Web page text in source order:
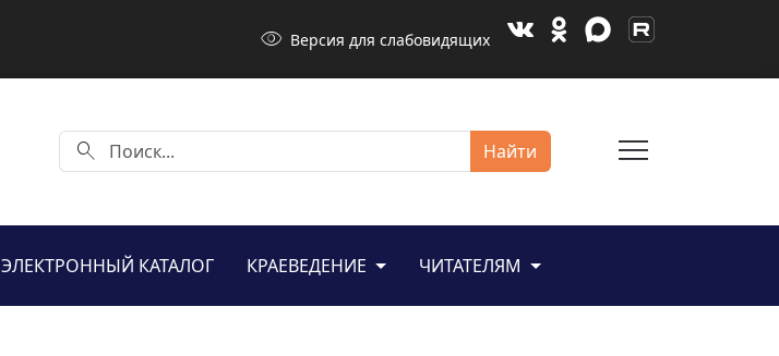
visibility Версия для слабовидящих
search Найти menu
ЭЛЕКТРОННЫЙ КАТАЛОГ КРАЕВЕДЕНИЕ ЧИТАТЕЛЯМ